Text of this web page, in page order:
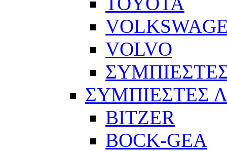
VOLVO
ΣΥΜΠΙΕΣΤΕΣ
BITZER
BOCK-GEA